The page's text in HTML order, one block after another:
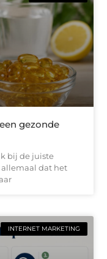
gezonde
bij de juiste
allemaal dat het
INTERNET MARKETING